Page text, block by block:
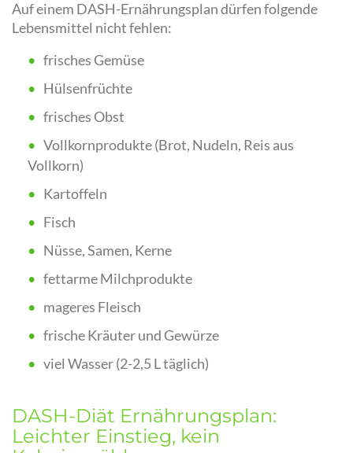
Auf einem DASH-Ernährungsplan dürfen folgende
Lebensmittel nicht fehlen:
frisches Gemüse
Hülsenfrüchte
frisches Obst
Vollkornprodukte (Brot, Nudeln, Reis aus
Vollkorn)
Kartoffeln
Fisch
Nüsse, Samen, Kerne
fettarme Milchprodukte
mageres Fleisch
frische Kräuter und Gewürze
viel Wasser (2-2,5 L täglich)
DASH-Diät Ernährungsplan:
Leichter Einstieg, kein